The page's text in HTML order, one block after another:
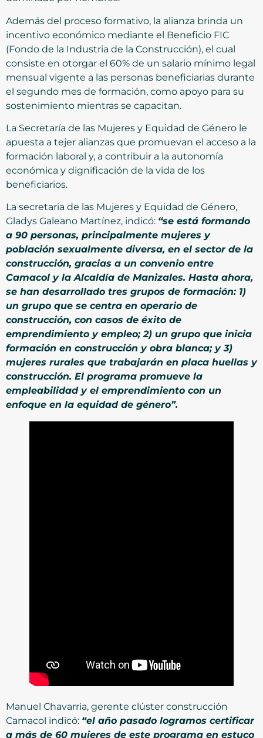
Además del proceso formativo, la alianza brinda un
incentivo económico mediante el Beneficio FIC
(Fondo de la Industria de la Construcción), el cual
consiste en otorgar el 60% de un salario mínimo legal
mensual vigente a las personas beneficiarias durante
el segundo mes de formación, como apoyo para su
sostenimiento mientras se capacitan.
La Secretaría de las Mujeres y Equidad de Género le
apuesta a tejer alianzas que promuevan el acceso a la
formación laboral y, a contribuir a la autonomía
económica y dignificación de la vida de los
beneficiarios.
La secretaria de las Mujeres y Equidad de Género,
Gladys Galeano Martínez, indicó: “se está formando
a 90 personas, principalmente mujeres y
población sexualmente diversa, en el sector de la
construcción, gracias a un convenio entre
Camacol y la Alcaldía de Manizales. Hasta ahora,
se han desarrollado tres grupos de formación: 1)
un grupo que se centra en operario de
construcción, con casos de éxito de
emprendimiento y empleo; 2) un grupo que inicia
formación en construcción y obra blanca; y 3)
mujeres rurales que trabajarán en placa huellas y
construcción. El programa promueve la
empleabilidad y el emprendimiento con un
enfoque en la equidad de género”.
Manuel Chavarria, gerente clúster construcción
Camacol indicó: “el año pasado logramos certificar
a más de 60 mujeres de este programa en estuco